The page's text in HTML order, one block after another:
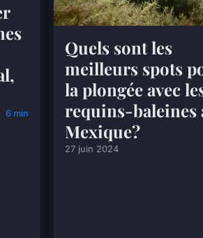
6 min
Quels sont les
meilleurs spots
la plongée avec
requins-baleines
Mexique?
27 juin 2024